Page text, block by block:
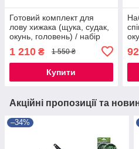
Готовий комплект для
лову хижака (щука, судак,
окунь, головень) / набір
для рибалки на подарунок
1 210 ₴ 1 550 ₴
Купити
Акційні пропозиції та
–34%